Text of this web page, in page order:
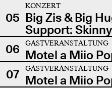
05
KONZERT
Big Zis & Big
Support:
06
GASTVERANSTALTUNG
Motel a Miio
07
GASTVERANSTALTUNG
Motel a Miio